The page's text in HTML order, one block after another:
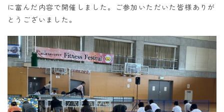
に富んだ内容で開催しました。ご参加いただいた皆様ありが
とうございました。